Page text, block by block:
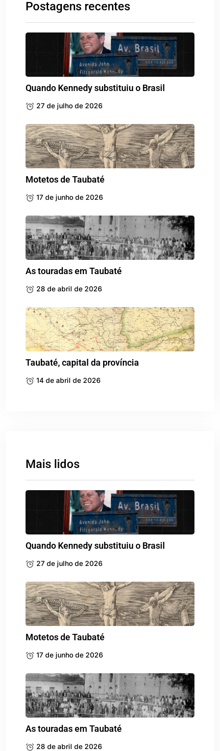
Postagens recentes
Quando Kennedy substituiu o Brasil
27 de julho de 2026
Motetos de Taubaté
17 de junho de 2026
As touradas em Taubaté
28 de abril de 2026
Taubaté, capital da província
14 de abril de 2026
Mais lidos
Quando Kennedy substituiu o Brasil
27 de julho de 2026
Motetos de Taubaté
17 de junho de 2026
As touradas em Taubaté
28 de abril de 2026